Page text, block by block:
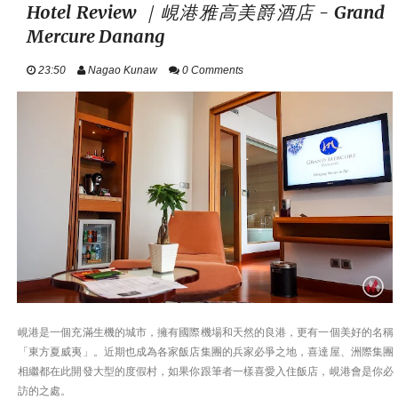
HOTELS / RAILWAY
Hotel Review ｜峴港雅高美爵酒店 - Grand
Mercure Danang
23:50 Nagao Kunaw 0 Comments
峴港是一個充滿生機的城市，擁有國際機場和天然的良港，更有一個美好的名稱
「東方夏威夷」。近期也成為各家飯店集團的兵家必爭之地，喜達屋、洲際集團
相繼都在此開發大型的度假村，如果你跟筆者一樣喜愛入住飯店，峴港會是你必
訪的之處。